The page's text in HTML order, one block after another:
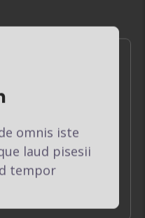
laud pisesii
tempor